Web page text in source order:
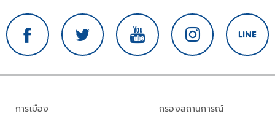
การเมือง
กรองสถานการณ์